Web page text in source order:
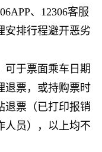
、12306客服
安排行程避开恶劣
可于票面乘车日期
退票，或持购票时
退票（已打印报销
人员），以上均不